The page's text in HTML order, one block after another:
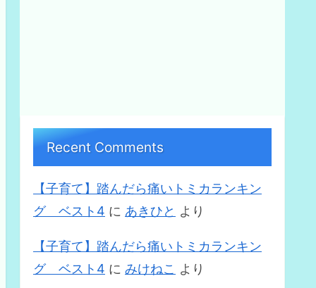
Recent Comments
【子育て】踏んだら痛いトミカランキン
グ ベスト4 に あきひと より
【子育て】踏んだら痛いトミカランキン
グ ベスト4 に みけねこ より